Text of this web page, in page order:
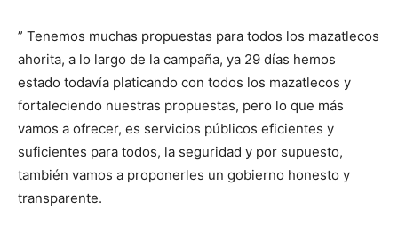
” Tenemos muchas propuestas para todos los mazatlecos
ahorita, a lo largo de la campaña, ya 29 días hemos
estado todavía platicando con todos los mazatlecos y
fortaleciendo nuestras propuestas, pero lo que más
vamos a ofrecer, es servicios públicos eficientes y
suficientes para todos, la seguridad y por supuesto,
también vamos a proponerles un gobierno honesto y
transparente.